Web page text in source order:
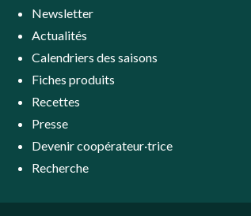
Newsletter
Actualités
Calendriers des saisons
Fiches produits
Recettes
Presse
Devenir coopérateur·trice
Recherche